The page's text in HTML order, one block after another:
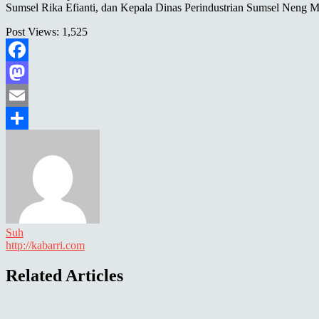
Sumsel Rika Efianti, dan Kepala Dinas Perindustrian Sumsel Neng
Post Views: 1,525
Facebook
Mastodon
Email
Suh
http://kabarri.com
Related Articles